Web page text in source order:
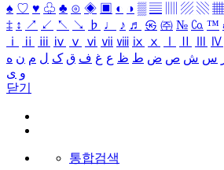
♠ ♡ ♥ ♧ ♣ ⊙ ◈ ▣ ◐ ◑ ▒ ▤ ▨ ▧ ▦
‡ ↕ ↗ ↙ ↖ ↘ ♭ ♩ ♪ ♬ ㉿ ㈜ № ㏇ ™
ⅰ
ⅱ ⅲ ⅳ ⅴ ⅵ ⅶ ⅷ ⅸ ⅹ Ⅳ
س ش ص ض ط ظ ع غ ف ق ک ل م ن ه
و ی
닫기
통합검색